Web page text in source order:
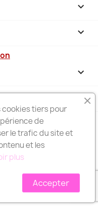



keyboard_arrow_down
- UN RÉSEAU DE
cookies tiers pour
de
le trafic du site et
et les
plus
Accepter